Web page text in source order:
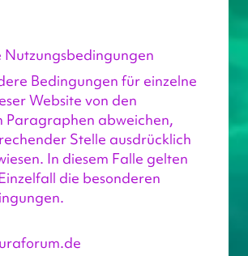
Nutzungsbedingungen
Bedingungen für einzelne
Website von den
Paragraphen abweichen,
Stelle ausdrücklich
In diesem Falle gelten
die besonderen